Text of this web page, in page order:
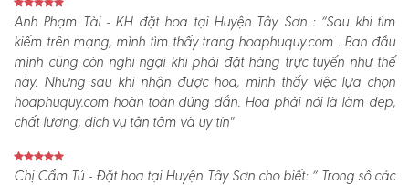
Anh Phạm Tài - KH đặt hoa tại Huyện Tây Sơn :“Sau khi tìm
kiếm trên mạng, mình tìm thấy trang hoaphuquy.com . Ban đầu
mình cũng còn nghi ngại khi phải đặt hàng trực tuyến như thế
này. Nhưng sau khi nhận được hoa, mình thấy việc lựa chọn
hoaphuquy.com hoàn toàn đúng đắn. Hoa phải nói là làm đẹp,
chất lượng, dịch vụ tận tâm và uy tín"
Chị Cẩm Tú - Đặt hoa tại Huyện Tây Sơn cho biết:“ Trong số các